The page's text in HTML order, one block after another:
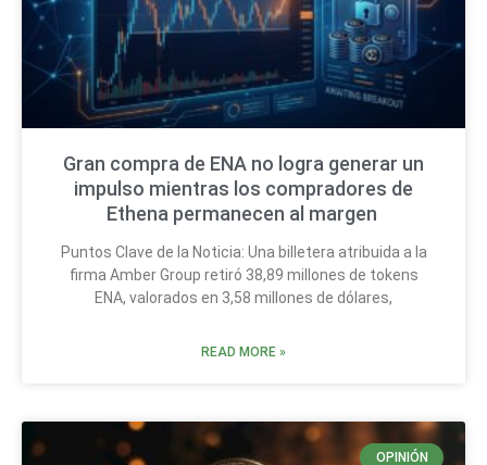
Gran compra de ENA no logra generar un
impulso mientras los compradores de
Ethena permanecen al margen
Puntos Clave de la Noticia: Una billetera atribuida a la
firma Amber Group retiró 38,89 millones de tokens
ENA, valorados en 3,58 millones de dólares,
READ MORE »
OPINIÓN